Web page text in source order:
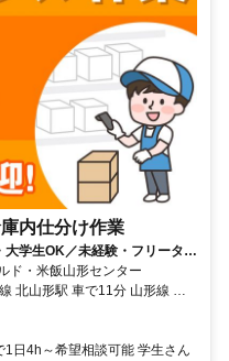
内仕分け作業
大学生OK／未経験・フリーター
ド・米飯山形センター
北山形駅 車で11分 山形線 天
日4h～希望相談可能 学生さん